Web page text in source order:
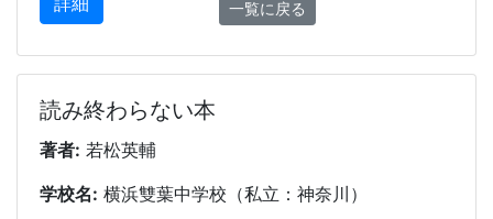
一覧に戻る
読み終わらない本
著者: 若松英輔
学校名: 横浜雙葉中学校（私立：神奈川）